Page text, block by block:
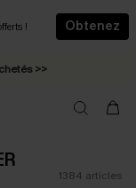
!
Obtenez
>>
>>
1384 articles